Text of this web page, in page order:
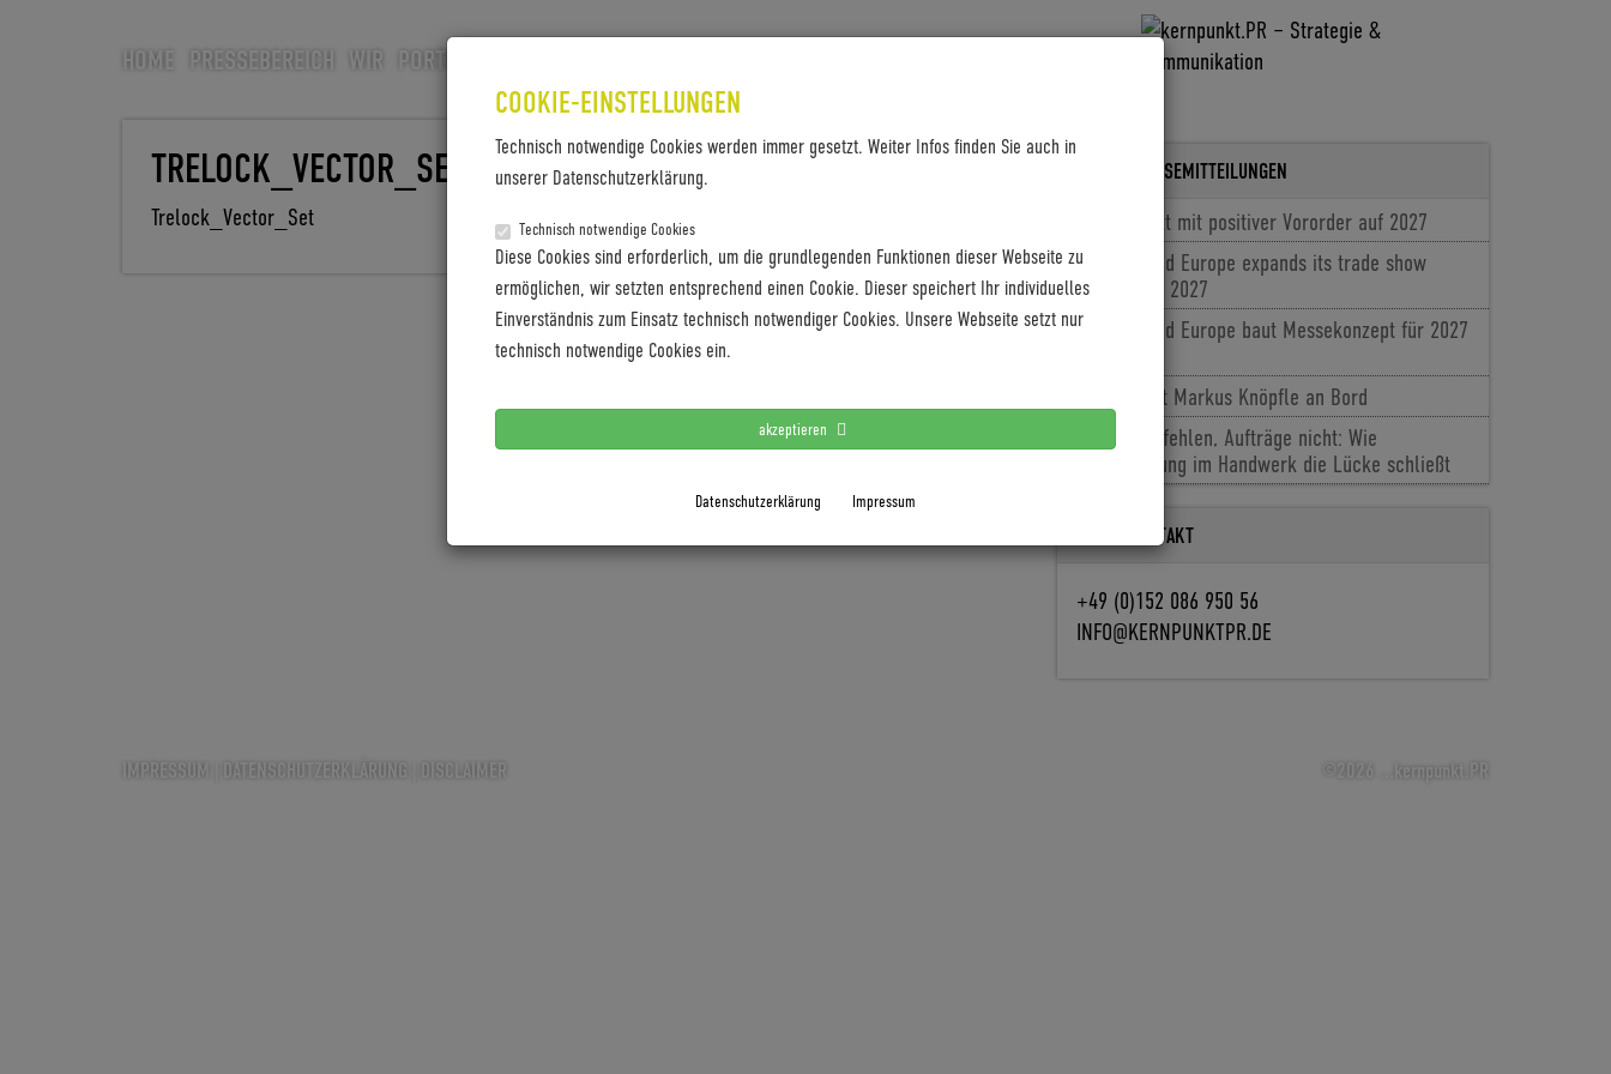
COOKIE-EINSTELLUNGEN
Technisch notwendige Cookies werden immer gesetzt. Weiter Infos finden Sie auch in
unserer Datenschutzerklärung.
Technisch notwendige Cookies
Diese Cookies sind erforderlich, um die grundlegenden Funktionen dieser Webseite zu
ermöglichen, wir setzten entsprechend einen Cookie. Dieser speichert Ihr individuelles
Einverständnis zum Einsatz technisch notwendiger Cookies. Unsere Webseite setzt nur
technisch notwendige Cookies ein.
akzeptieren
Datenschutzerklärung Impressum
HOME PRESSEBEREICH WIR PORTFOLIO
TRELOCK_VECTOR_SET
Trelock_Vector_Set
LETZTE PRESSEMITTEILUNGEN
Coboc blickt mit positiver Vororder auf 2027
Cyclingworld Europe expands its trade show
concept for 2027
Cyclingworld Europe baut Messekonzept für 2027
Baldiso holt Markus Knöpfle an Bord
Fachkräfte fehlen, Aufträge nicht: Wie
Digitalisierung im Handwerk die Lücke schließt
PRESSEKONTAKT
+49 (0)152 086 950 56
INFO@KERNPUNKTPR.DE
IMPRESSUM DATENSCHUTZERKLÄRUNG DISCLAIMER ©2026 ...kernpunkt.PR